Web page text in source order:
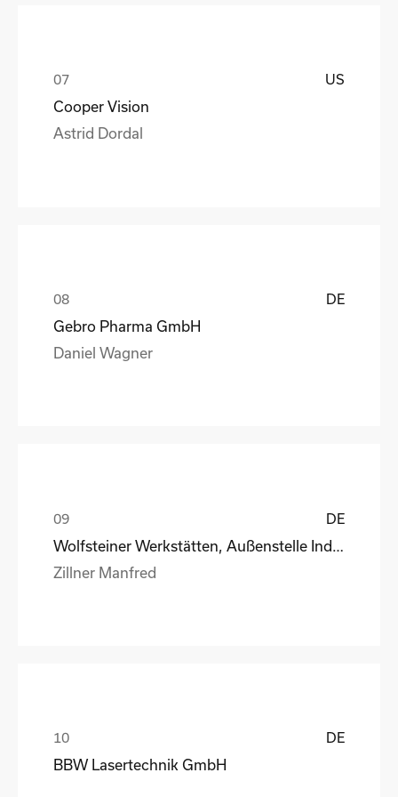
US
Cooper Vision
Astrid Dordal
DE
Gebro Pharma GmbH
Daniel Wagner
DE
Zillner Manfred
DE
BBW Lasertechnik GmbH